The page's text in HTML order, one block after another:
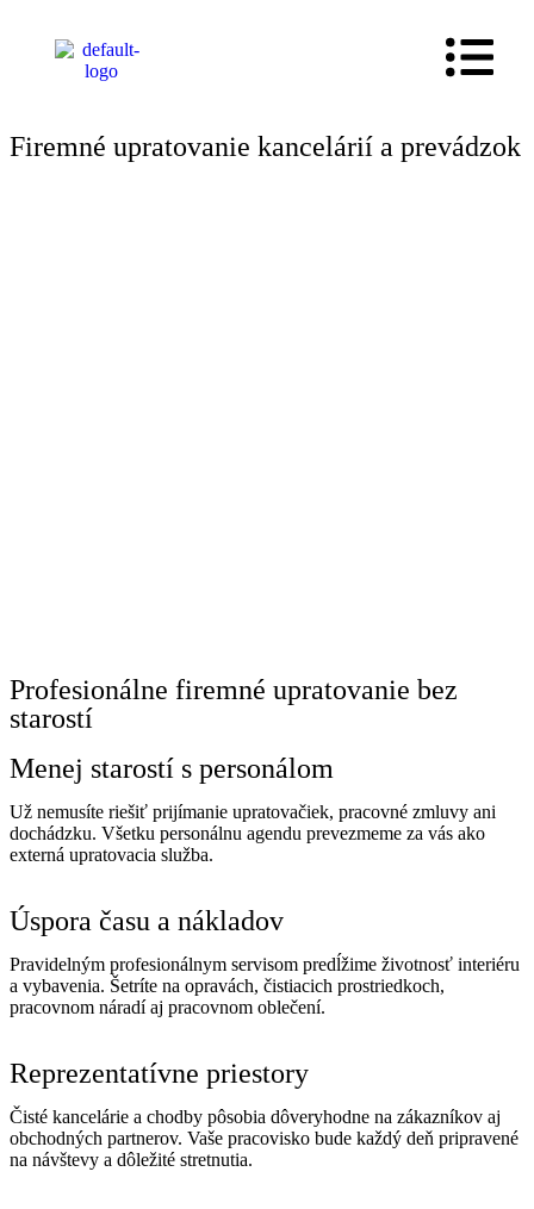
Firemné upratovanie kancelárií a prevádzok
Profesionálne firemné upratovanie bez
starostí
Menej starostí s personálom
Už nemusíte riešiť prijímanie upratovačiek, pracovné zmluvy ani
dochádzku. Všetku personálnu agendu prevezmeme za vás ako
externá upratovacia služba.
Úspora času a nákladov
Pravidelným profesionálnym servisom predĺžime životnosť interiéru
a vybavenia. Šetríte na opravách, čistiacich prostriedkoch,
pracovnom náradí aj pracovnom oblečení.
Reprezentatívne priestory
Čisté kancelárie a chodby pôsobia dôveryhodne na zákazníkov aj
obchodných partnerov. Vaše pracovisko bude každý deň pripravené
na návštevy a dôležité stretnutia.